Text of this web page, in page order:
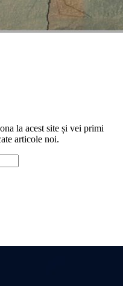
la acest site și vei primi
articole noi.